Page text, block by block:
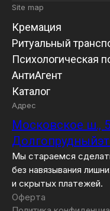
Site map
Кремация
Ритуальный
Психологическая
АнтиАгент
Каталог
Адрес
Московское ш.,
Мы стараемся
без навязывания
и скрытых платежей.
Оферта